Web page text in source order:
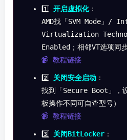
1️⃣ 开启虚拟化：
AMD找「SVM Mode」/
Virtualization
Enabled；相邻VT选项同
📹 教程链接
2️⃣ 关闭安全启动 ：
找到「Secure Boot」，
板操作不同可自查型号）
📹 教程链接
3️⃣ 关闭BitLocker ：